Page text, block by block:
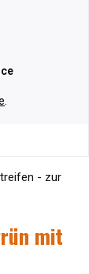
- zur
mit